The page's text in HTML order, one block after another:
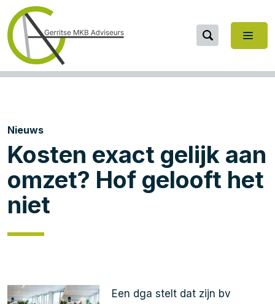
Nieuws
Kosten exact gelijk aan
omzet? Hof gelooft het
niet
Een dga stelt dat zijn bv